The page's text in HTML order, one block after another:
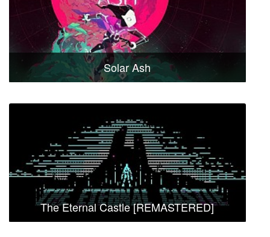
Solar Ash
The Eternal Castle [REMASTERED]